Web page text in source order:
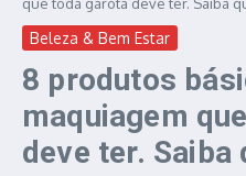
que toda garota deve ter. Saiba
Beleza & Bem Estar
8 produtos
maquiagem
deve ter. Saiba